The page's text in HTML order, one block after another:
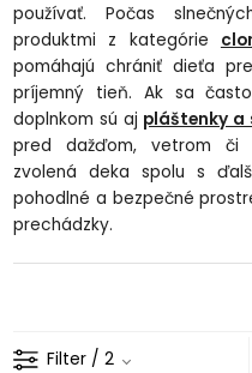
používať. Počas
produktmi z kategórie
pomáhajú chrániť dieťa
príjemný tieň. Ak sa
doplnkom sú aj pláštenky a
pred dažďom, vetrom či
zvolená deka spolu s
pohodlné a bezpečné
prechádzky.
Filter / 2